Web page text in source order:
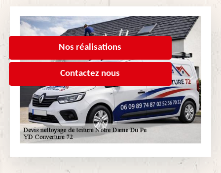
Nos réalisations
Contactez nous